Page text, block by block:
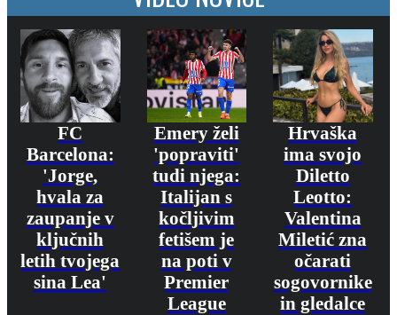
FC
Barcelona:
'Jorge,
hvala za
zaupanje v
ključnih
letih tvojega
sina Lea'
Emery želi
'popraviti'
tudi njega:
Italijan s
kočljivim
fetišem je
na poti v
Premier
League
Hrvaška
ima svojo
Diletto
Leotto:
Valentina
Miletić zna
očarati
sogovornike
in gledalce